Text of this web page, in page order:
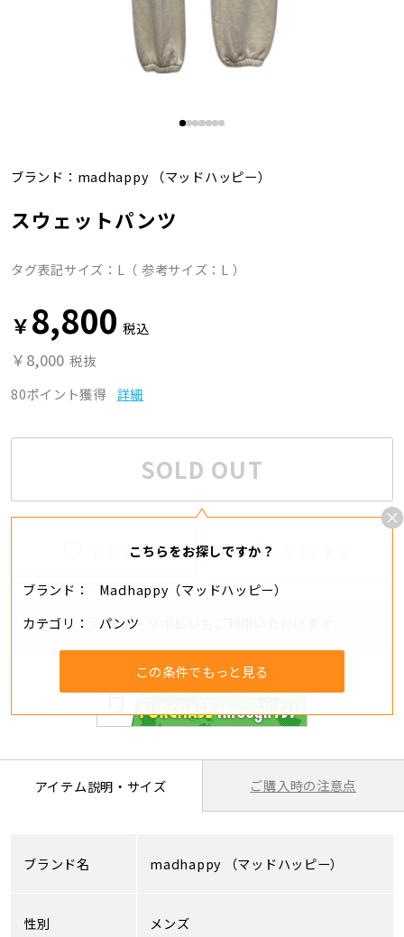
ブランド： madhappy（マッドハッピー）
スウェットパンツ
タグ表記サイズ：L（ 参考サイズ：L ）
￥8,800 税込
￥8,000 税抜
80ポイント獲得
詳細
SOLD OUT
こちらをお探しですか？
ブランド
Madhappy（マッドハッピー）
カテゴリ
パンツ
この条件でもっと見る
追加する
分割・リボ払いもご利用いただけます
アイテム説明・サイズ ご購入時の注意点
ブランド名 madhappy （マッドハッピー）
性別 メンズ